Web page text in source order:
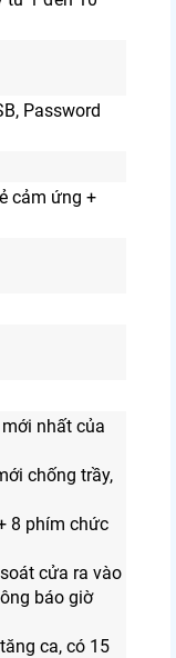
Password
cảm ứng +
nhất của
chống trầy,
8 phím chức
cửa ra vào
báo giờ
ca, có 15